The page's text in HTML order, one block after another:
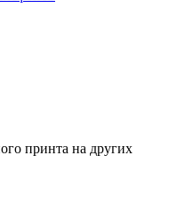
принта на других